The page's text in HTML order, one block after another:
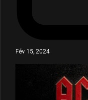
Fév 15, 2024